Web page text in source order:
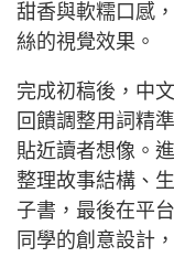
甜香與軟糯口感
絲的視覺效果。
完成初稿後，中
回饋調整用詞精
貼近讀者想像。
整理故事結構、
子書，最後在平
同學的創意設計